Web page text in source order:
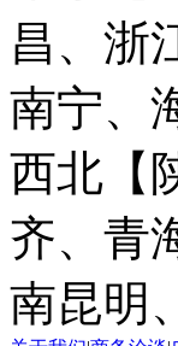
昌、浙
南宁、
西北【
齐、青
南昆明